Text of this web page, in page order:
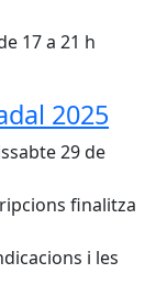
17 a 21 h
2025
29 de
finalitza
i les